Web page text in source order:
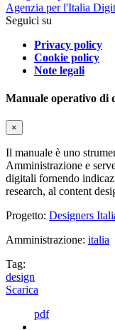
Agenzia per l'Italia
Seguici su
Privacy policy
Cookie policy
Note legali
Manuale operativo di
×
Il manuale è uno
Amministrazione e
digitali fornendo
research, al content
Progetto: Designers
Amministrazione: italia
Tag:
design
Scarica
pdf